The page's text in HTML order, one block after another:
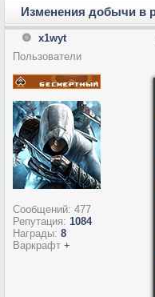
Изменения добычи в
x1wyt
Пользователи
Сообщений: 477
Репутация: 1084
Награды: 8
Варкрафт +